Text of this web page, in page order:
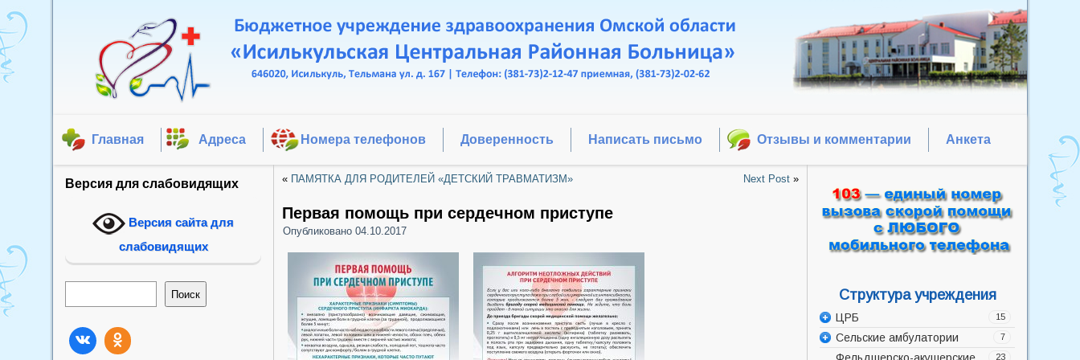
Главная Адреса Номера телефонов Доверенность Написать письмо Отзывы и комментарии Анкета
Версия для слабовидящих
Версия сайта для
слабовидящих
Поиск
« ПАМЯТКА ДЛЯ РОДИТЕЛЕЙ «ДЕТСКИЙ ТРАВМАТИЗМ» Next Post »
Первая помощь при сердечном приступе
Опубликовано 04.10.2017
Структура учреждения
15
ЦРБ
Администрация
7
Сельские амбулатории
23